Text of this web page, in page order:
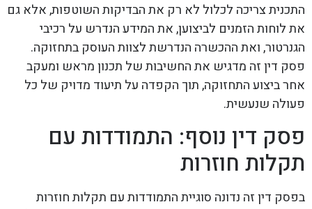
התכנית צריכה לכלול לא רק את הבדיקות השוטפות, אלא גם
את לוחות הזמנים לביצוען, את המידע הנדרש על רכיבי
הגנרטור, ואת ההכשרה הנדרשת לצוות העוסק בתחזוקה.
פסק דין זה מדגיש את החשיבות של תכנון מראש ומעקב
אחר ביצוע התחזוקה, תוך הקפדה על תיעוד מדויק של כל
פעולה שנעשית.
פסק דין נוסף: התמודדות עם
תקלות חוזרות
בפסק דין זה נדונה סוגיית התמודדות עם תקלות חוזרות